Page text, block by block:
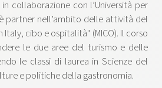
collaborazione con l’Università per
partner nell’ambito delle attività del
Italy, cibo e ospitalità" (MICO). Il corso
le due aree del turismo e delle
le classi di laurea in Scienze del
e politiche della gastronomia.